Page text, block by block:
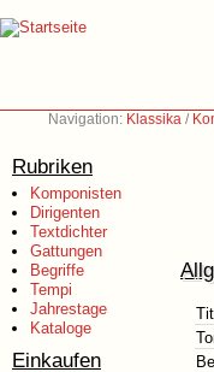
Navigation: Klassika /
Rubriken
Komponisten
Dirigenten
Textdichter
Gattungen
Begriffe
Tempi
Jahrestage
Kataloge
Einkaufen